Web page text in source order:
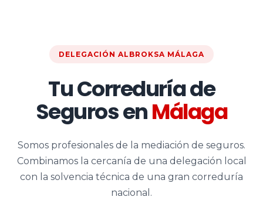
DELEGACIÓN ALBROKSA MÁLAGA
Tu Correduría de
Seguros enMálaga
Somos profesionales de la mediación de seguros.
Combinamos la cercanía de una delegación local
con la solvencia técnica de una gran correduría
nacional.